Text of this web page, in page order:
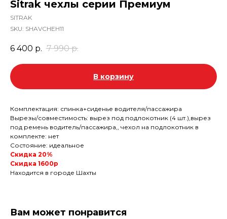
Sitrak чехлы серии Премиум
SITRAK
SKU: SHAVCHEH11
6 400 р. 7 990 р.
В корзину
Комплектация: спинка+сиденье водителя/пассажира
Вырезы/совместимость: вырез под подлокотник (4 шт.),вырез
под ремень водитель/пассажира,, чехол на подлокотник в
комплекте: нет
Состояние: идеальное
Скидка 20%
Скидка 1600р
Находится в городе Шахты
Вам может понравится